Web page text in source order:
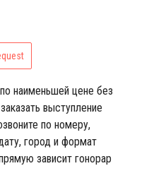
наименьшей цене без
выступление
по номеру,
город и формат
зависит гонорар